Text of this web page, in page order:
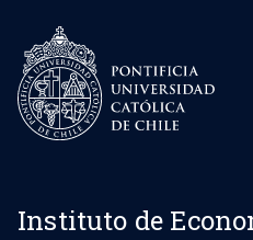
Instituto de